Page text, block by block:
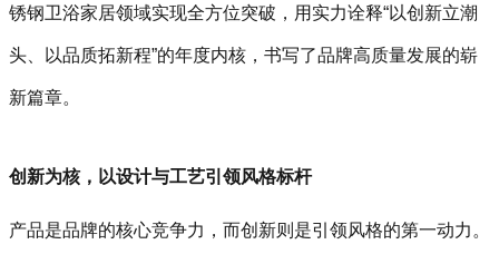
锈钢卫浴家居领域实现全方位突破，用实力诠释“以创新立潮
头、以品质拓新程”的年度内核，书写了品牌高质量发展的崭
新篇章。
创新为核，以设计与工艺引领风格标杆
产品是品牌的核心竞争力，而创新则是引领风格的第一动力。